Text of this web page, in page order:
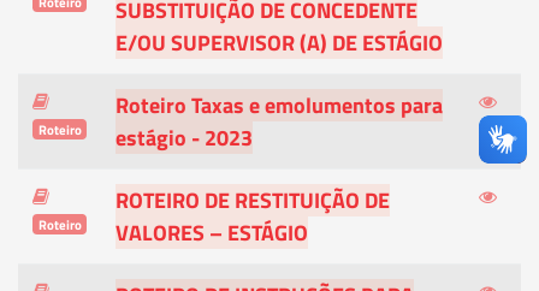
SUBSTITUIÇÃO DE CONCEDENTE
E/OU SUPERVISOR (A) DE ESTÁGIO
Roteiro
Roteiro Taxas e emolumentos para
estágio - 2023
Roteiro
ROTEIRO DE RESTITUIÇÃO DE
VALORES – ESTÁGIO